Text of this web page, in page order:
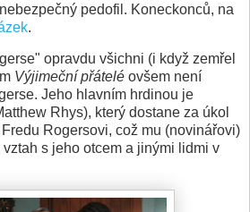
pedofil. Koneckonců, na
.
opravdu všichni (i když zemřel
Výjimeční přátelé ovšem není
Jeho hlavním hrdinou je
Rhys), který dostane za úkol
Rogersovi, což mu (novinářovi)
s jeho otcem a jinými lidmi v